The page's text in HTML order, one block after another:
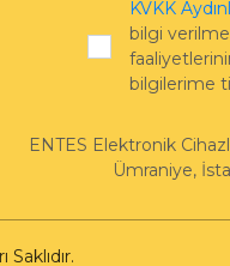
KVKK
bilgi
bilgilerime
ENTES Elektronik
Ümraniye,